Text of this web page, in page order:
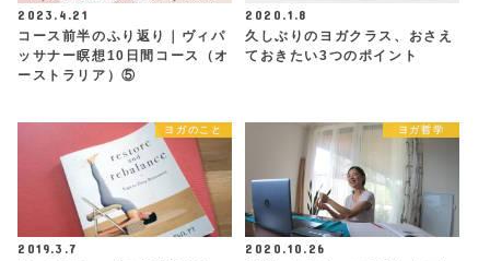
2023.4.21
コース前半のふり返り｜ヴィパ
ッサナー瞑想10日間コース（オ
ーストラリア）⑤
2020.1.8
久しぶりのヨガクラス、おさえ
ておきたい3つのポイント
ヨガのこと
2019.3.7
ヨガ哲学
2020.10.26